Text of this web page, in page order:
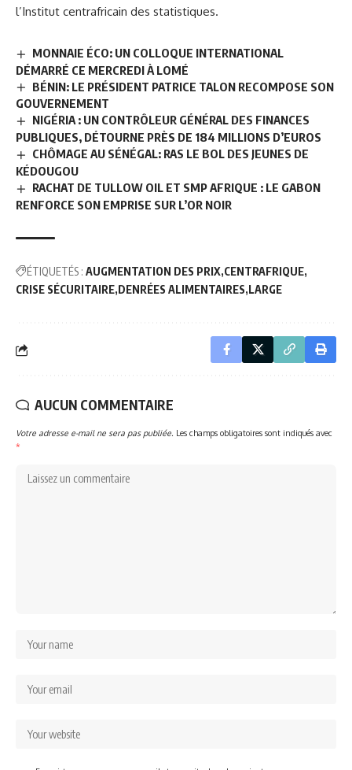
l’Institut centrafricain des statistiques.
MONNAIE ÉCO: UN COLLOQUE INTERNATIONAL
DÉMARRÉ CE MERCREDI À LOMÉ
BÉNIN: LE PRÉSIDENT PATRICE TALON RECOMPOSE SON
GOUVERNEMENT
NIGÉRIA : UN CONTRÔLEUR GÉNÉRAL DES FINANCES
PUBLIQUES, DÉTOURNE PRÈS DE 184 MILLIONS D’EUROS
CHÔMAGE AU SÉNÉGAL: RAS LE BOL DES JEUNES DE
KÉDOUGOU
RACHAT DE TULLOW OIL ET SMP AFRIQUE : LE GABON
RENFORCE SON EMPRISE SUR L’OR NOIR
ÉTIQUETÉS : AUGMENTATION DES PRIX CENTRAFRIQUE
CRISE SÉCURITAIRE DENRÉES ALIMENTAIRES LARGE
AUCUN COMMENTAIRE
Votre adresse e-mail ne sera pas publiée. Les champs obligatoires sont indiqués avec
*